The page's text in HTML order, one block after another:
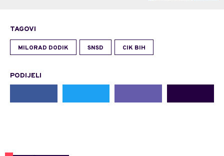
TAGOVI
MILORAD DODIK SNSD CIK BIH
PODIJELI